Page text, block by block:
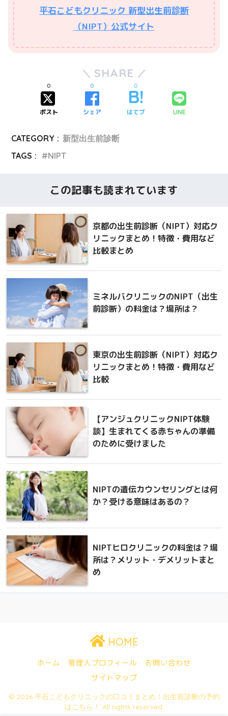
平石こどもクリニック 新型出生前診断
（NIPT）公式サイト
SHARE
ポスト
0
シェア
0
はてブ
0
LINE
CATEGORY : 新型出生前診断
TAGS :
NIPT
この記事も読まれています
京都の出生前診断（NIPT）対応ク
リニックまとめ！特徴・費用など
比較まとめ
ミネルバクリニックのNIPT（出生
前診断）の料金は？場所は？
東京の出生前診断（NIPT）対応ク
リニックまとめ！特徴・費用など
比較
【アンジュクリニックNIPT体験
談】生まれてくる赤ちゃんの準備
のために受けました
NIPTの遺伝カウンセリングとは何
か？受ける意味はあるの？
NIPTヒロクリニックの料金は？場
所は？メリット・デメリットまと
め
HOME
ホーム 管理人プロフィール
お問い合わせ
サイトマップ
© 2026 平石こどもクリニックの口コミまとめ！出生前診断の予約
はこちら！ All rights reserved.